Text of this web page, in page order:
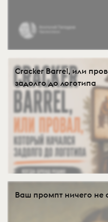
Cracker Barrel, или
задолго до логотипа
Ваш промпт ничего не